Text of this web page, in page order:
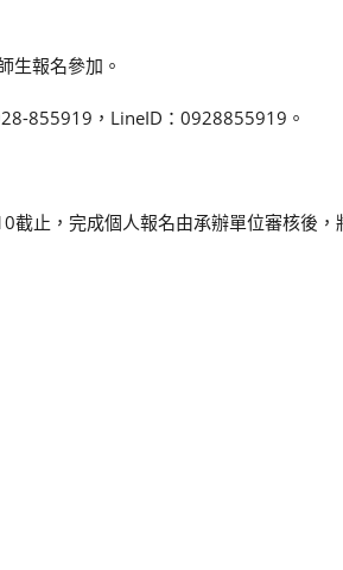
生報名參加。
855919，LineID：0928855919。
截止，完成個人報名由承辦單位審核後